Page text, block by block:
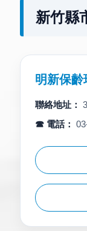
新竹縣
明新保齡
聯絡地址：
☎ 電話：